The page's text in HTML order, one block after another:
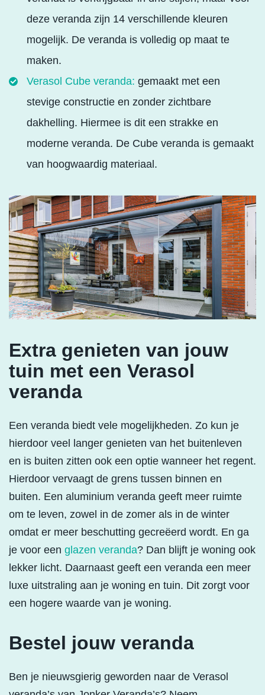
deze veranda zijn 14 verschillende kleuren
mogelijk. De veranda is volledig op maat te
maken.
Verasol Cube veranda: gemaakt met een
stevige constructie en zonder zichtbare
dakhelling. Hiermee is dit een strakke en
moderne veranda. De Cube veranda is gemaakt
van hoogwaardig materiaal.
Extra genieten van jouw
tuin met een Verasol
veranda
Een veranda biedt vele mogelijkheden. Zo kun je
hierdoor veel langer genieten van het buitenleven
en is buiten zitten ook een optie wanneer het regent.
Hierdoor vervaagt de grens tussen binnen en
buiten. Een aluminium veranda geeft meer ruimte
om te leven, zowel in de zomer als in de winter
omdat er meer beschutting gecreëerd wordt. En ga
je voor een glazen veranda? Dan blijft je woning ook
lekker licht. Daarnaast geeft een veranda een meer
luxe uitstraling aan je woning en tuin. Dit zorgt voor
een hogere waarde van je woning.
Bestel jouw veranda
Ben je nieuwsgierig geworden naar de Verasol